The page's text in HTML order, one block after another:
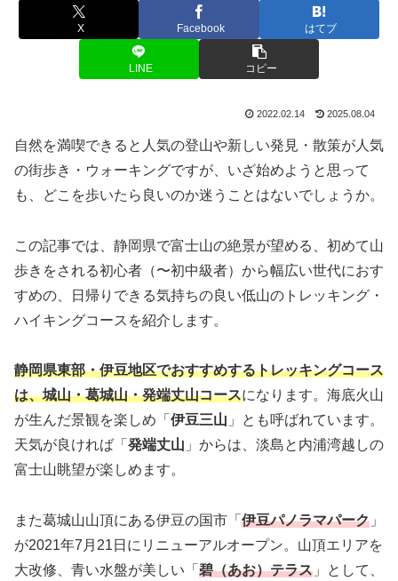
X Facebook はてブ
LINE コピー
2022.02.14 2025.08.04
自然を満喫できると人気の登山や新しい発見・散策が人気
の街歩き・ウォーキングですが、いざ始めようと思って
も、どこを歩いたら良いのか迷うことはないでしょうか。
この記事では、静岡県で富士山の絶景が望める、初めて山
歩きをされる初心者（〜初中級者）から幅広い世代におす
すめの、日帰りできる気持ちの良い低山のトレッキング・
ハイキングコースを紹介します。
静岡県東部・伊豆地区でおすすめするトレッキングコース
は、城山・葛城山・発端丈山コースになります。海底火山
が生んだ景観を楽しめ「 伊豆三山 」とも呼ばれています。
天気が良ければ「 発端丈山 」からは、淡島と内浦湾越しの
富士山眺望が楽しめます。
また葛城山山頂にある伊豆の国市「 伊豆パノラマパーク 」
が2021年7月21日にリニューアルオープン。山頂エリアを
大改修、青い水盤が美しい「 碧（あお）テラス 」として、